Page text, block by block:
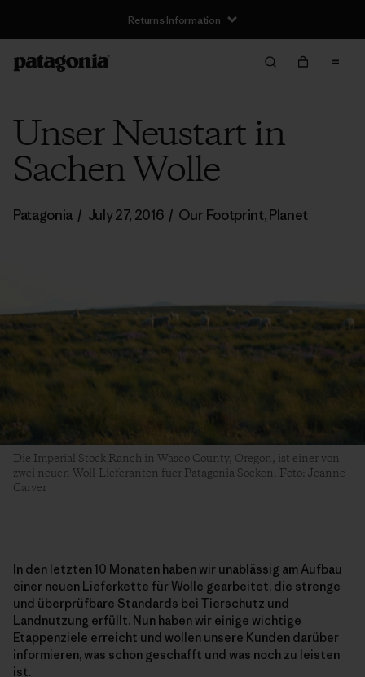
Returns Information
Unser Neustart in
Sachen Wolle
Patagonia / July 27, 2016 / Our Footprint,Planet
Die Imperial Stock Ranch in Wasco County, Oregon, ist einer von
zwei neuen Woll-Lieferanten fuer Patagonia Socken. Foto: Jeanne
Carver
In den letzten 10 Monaten haben wir unablässig am Aufbau
einer neuen Lieferkette für Wolle gearbeitet, die strenge
und überprüfbare Standards bei Tierschutz und
Landnutzung erfüllt. Nun haben wir einige wichtige
Etappenziele erreicht und wollen unsere Kunden darüber
informieren, was schon geschafft und was noch zu leisten
ist.